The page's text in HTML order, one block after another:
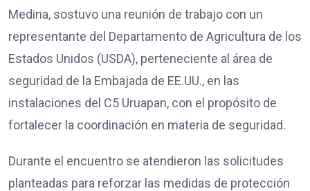
Medina, sostuvo una reunión de trabajo con un
representante del Departamento de Agricultura de los
Estados Unidos (USDA), perteneciente al área de
seguridad de la Embajada de EE.UU., en las
instalaciones del C5 Uruapan, con el propósito de
fortalecer la coordinación en materia de seguridad.
Durante el encuentro se atendieron las solicitudes
planteadas para reforzar las medidas de protección